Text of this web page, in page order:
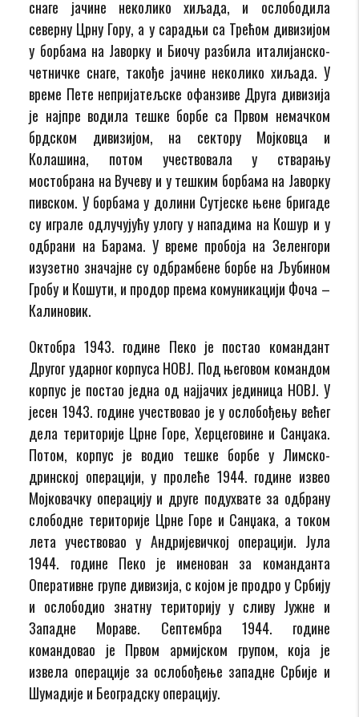
снаге јачине неколико хиљада, и ослободила
северну Црну Гору, а у сарадњи са Трећом дивизијом
у борбама на Јаворку и Биочу разбила италијанско-
четничке снаге, такође јачине неколико хиљада. У
време Пете непријатељске офанзиве Друга дивизија
је најпре водила тешке борбе са Првом немачком
брдском дивизијом, на сектору Мојковца и
Колашина, потом учествовала у стварању
мостобрана на Вучеву и у тешким борбама на Јаворку
пивском. У борбама у долини Сутјеске њене бригаде
су играле одлучујућу улогу у нападима на Кошур и у
одбрани на Барама. У време пробоја на Зеленгори
изузетно значајне су одбрамбене борбе на Љубином
Гробу и Кошути, и продор према комуникацији Фоча –
Калиновик.
Октобра 1943. године Пеко је постао командант
Другог ударног корпуса НОВЈ. Под његовом командом
корпус је постао једна од најјачих јединица НОВЈ. У
јесен 1943. године учествовао је у ослобођењу већег
дела територије Црне Горе, Херцеговине и Санџака.
Потом, корпус је водио тешке борбе у Лимско-
дринској операцији, у пролеће 1944. године извео
Мојковачку операцију и друге подухвате за одбрану
слободне територије Црне Горе и Санџака, а током
лета учествовао у Андријевичкој операцији. Јула
1944. године Пеко је именован за команданта
Оперативне групе дивизија, с којом је продро у Србију
и ослободио знатну територију у сливу Јужне и
Западне Мораве. Септембра 1944. године
командовао је Првом армијском групом, која је
извела операције за ослобођење западне Србије и
Шумадије и Београдску операцију.